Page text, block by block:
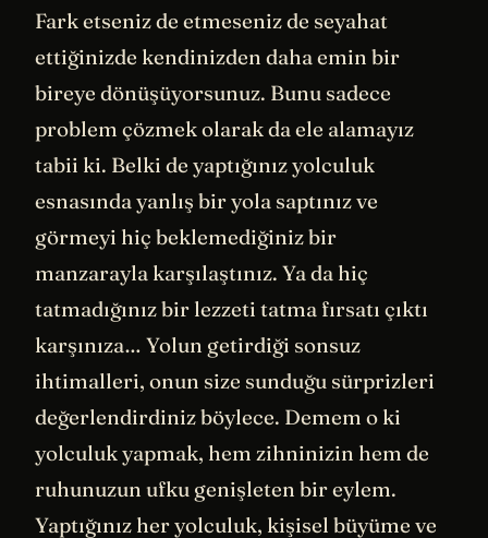
Fark etseniz de etmeseniz de seyahat
ettiğinizde kendinizden daha emin bir
bireye dönüşüyorsunuz. Bunu sadece
problem çözmek olarak da ele alamayız
tabii ki. Belki de yaptığınız yolculuk
esnasında yanlış bir yola saptınız ve
görmeyi hiç beklemediğiniz bir
manzarayla karşılaştınız. Ya da hiç
tatmadığınız bir lezzeti tatma fırsatı çıktı
karşınıza… Yolun getirdiği sonsuz
ihtimalleri, onun size sunduğu sürprizleri
değerlendirdiniz böylece. Demem o ki
yolculuk yapmak, hem zihninizin hem de
ruhunuzun ufku genişleten bir eylem.
Yaptığınız her yolculuk, kişisel büyüme ve